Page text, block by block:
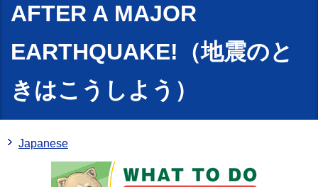
AFTER A MAJOR
EARTHQUAKE!（地震のと
きはこうしよう）
Japanese